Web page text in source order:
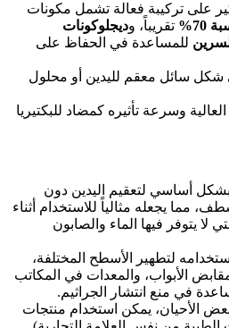
على تركيبة فعالة تشمل مكونات
تقريباً، وديجلوكونات
للمساعدة في الحفاظ على
شكل سائل معقم لليدين أو محلول
العالية وسرعة تأثيره كمضاد للبكتيريا
أساسي لتعقيم اليدين دون
مما يجعله مثالياً للاستخدام أثناء
لا يتوفر فيها الماء والصابون
لتطهير الأسطح المختلفة،
الأبواب، والمعدات في المكاتب
في منع انتشار الجراثيم.
الأحيان، يمكن استخدام منتجات